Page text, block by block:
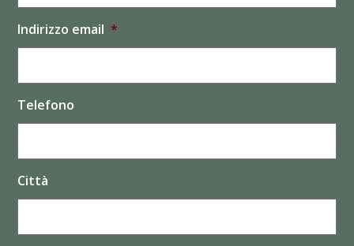
Indirizzo email *
Telefono
Città